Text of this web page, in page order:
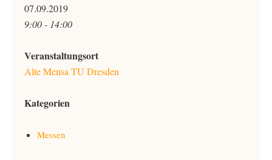
07.09.2019
9:00 - 14:00
Veranstaltungsort
Alte Mensa TU Dresden
Kategorien
Messen